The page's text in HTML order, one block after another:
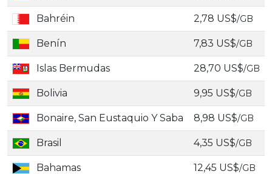
Bahréin 2,78 US$/GB
Benín 7,83 US$/GB
Islas Bermudas 28,70 US$/GB
Bolivia 9,95 US$/GB
Bonaire, San Eustaquio Y Saba 8,98 US$/GB
Brasil 4,35 US$/GB
Bahamas 12,45 US$/GB